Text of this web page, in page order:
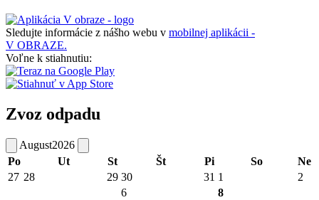
Sledujte informácie z nášho webu v mobilnej aplikácii -
V OBRAZE.
Voľne k stiahnutiu:
Zvoz odpadu
August2026
Po
Ut St Št Pi So
Ne
27 28 29 30 31 1
2
6
8